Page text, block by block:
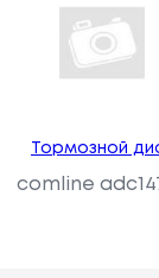
Тормозной
comline